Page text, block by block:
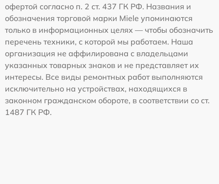
офертой согласно п. 2 ст. 437 ГК РФ. Названия и
обозначения торговой марки Miele упоминаются
только в информационных целях — чтобы обозначить
перечень техники, с которой мы работаем. Наша
организация не аффилирована с владельцами
указанных товарных знаков и не представляет их
интересы. Все виды ремонтных работ выполняются
исключительно на устройствах, находящихся в
законном гражданском обороте, в соответствии со ст.
1487 ГК РФ.